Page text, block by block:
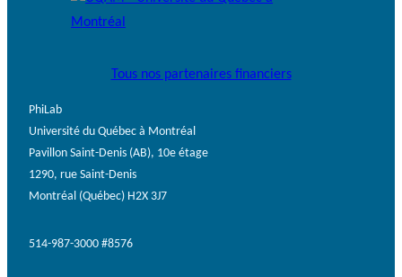
Tous nos partenaires financiers
PhiLab
Université du Québec à Montréal
Pavillon Saint-Denis (AB), 10e étage
1290, rue Saint-Denis
Montréal (Québec) H2X 3J7
514-987-3000 #8576